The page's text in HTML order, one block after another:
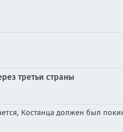
третьи страны
Костанца должен был